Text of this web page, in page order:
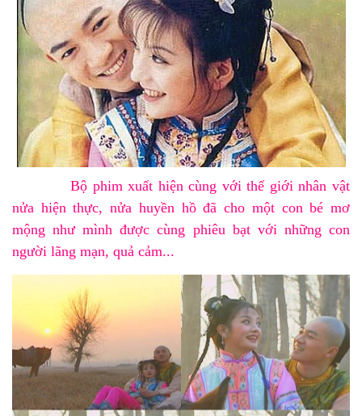
Bộ phim xuất hiện cùng với thế giới nhân vật
nửa hiện thực, nửa huyền hồ đã cho một con bé mơ
mộng như mình được cùng phiêu bạt với những con
người lãng mạn, quả cảm...